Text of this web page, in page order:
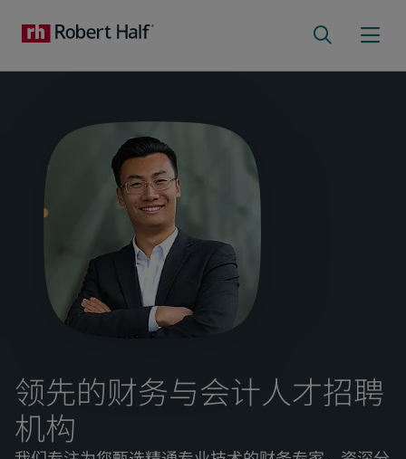
领先的财务与会计人才招聘
机构